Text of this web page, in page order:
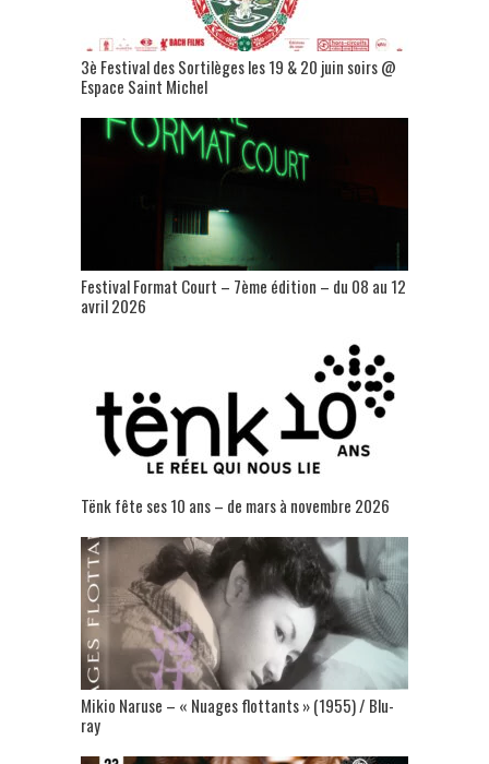
3è Festival des Sortilèges les 19 & 20 juin soirs @
Espace Saint Michel
Festival Format Court – 7ème édition – du 08 au 12
avril 2026
Tënk fête ses 10 ans – de mars à novembre 2026
Mikio Naruse – « Nuages flottants » (1955) / Blu-
ray